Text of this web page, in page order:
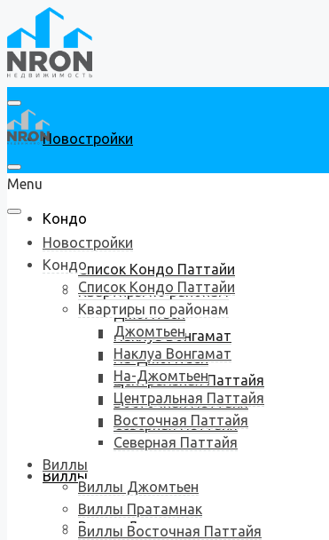
Новостройки
Кондо
Список Кондо Паттайи
Квартиры по районам
Джомтьен
Наклуа Вонгамат
На-Джомтьен
Центральная Паттайя
Восточная Паттайя
Северная Паттайя
Виллы
Виллы Джомтьен
Menu
Новостройки
Кондо
Список Кондо Паттайи
Квартиры по районам
Джомтьен
Наклуа Вонгамат
На-Джомтьен
Центральная Паттайя
Восточная Паттайя
Северная Паттайя
Виллы
Виллы Джомтьен
Виллы Пратамнак
Виллы Восточная Паттайя